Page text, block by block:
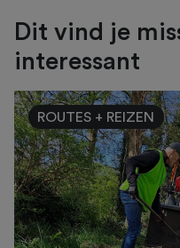
Dit vind je
interessant
ROUTES + REIZEN